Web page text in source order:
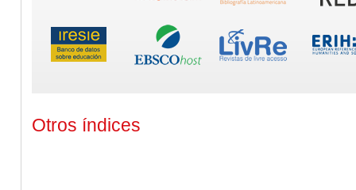
Otros índices